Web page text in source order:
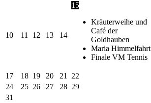
10 11 12 13 14
15
Kräuterweihe und
Café der
Goldhauben
Maria Himmelfahrt
Finale VM Tennis
17 18 19 20 21 22
24
25 26 27 28 29
31